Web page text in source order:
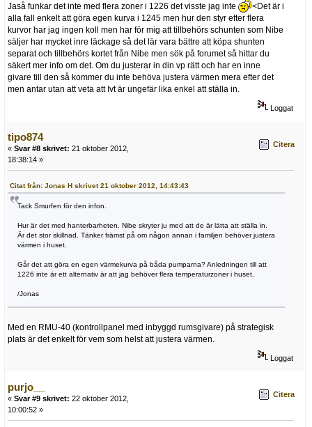
Jaså funkar det inte med flera zoner i 1226 det visste jag inte
<Det är i
alla fall enkelt att göra egen kurva i 1245 men hur den styr efter flera
kurvor har jag ingen koll men har för mig att tillbehörs schunten som Nibe
säljer har mycket inre läckage så det lär vara bättre att köpa shunten
separat och tillbehörs kortet från Nibe men sök på forumet så hittar du
säkert mer info om det. Om du justerar in din vp rätt och har en inne
givare till den så kommer du inte behöva justera värmen mera efter det
men antar utan att veta att Ivt är ungefär lika enkel att ställa in.
Loggat
tipo874
« Svar #8 skrivet: 21 oktober 2012,
18:38:14 »
Citera
Citat från: Jonas H skrivet 21 oktober 2012, 14:43:43
Tack Smurfen för den infon.
Hur är det med hanterbarheten. Nibe skryter ju med att de är lätta att ställa in.
Är det stor skillnad. Tänker främst på om någon annan i familjen behöver justera
värmen i huset.
Går det att göra en egen värmekurva på båda pumparna? Anledningen till att
1226 inte är ett alternativ är att jag behöver flera temperaturzoner i huset.
/Jonas
Med en RMU-40 (kontrollpanel med inbyggd rumsgivare) på strategisk
plats är det enkelt för vem som helst att justera värmen.
Loggat
purjo__
« Svar #9 skrivet: 22 oktober 2012,
10:00:52 »
Citera